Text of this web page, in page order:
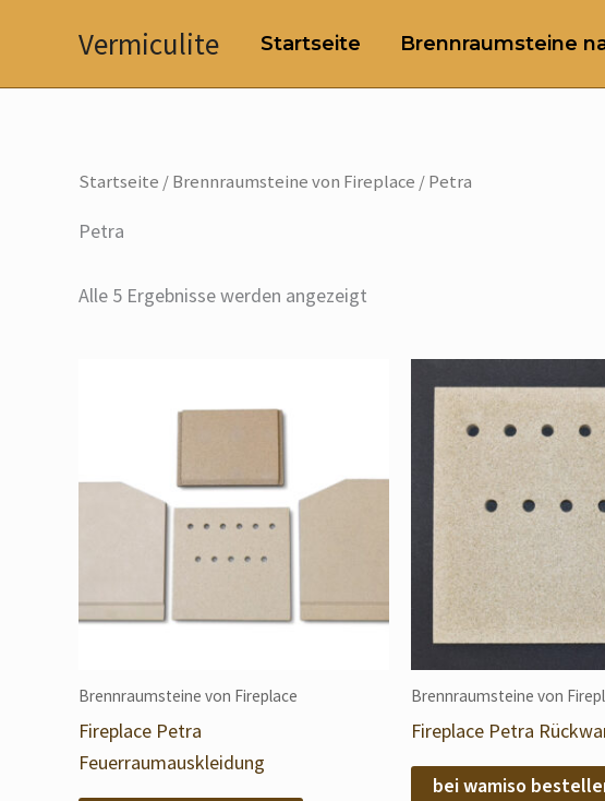
Vermiculite Startseite Brennraumsteine
Startseite /Brennraumsteine von Fireplace / Petra
Petra
Alle 5 Ergebnisse werden angezeigt
Brennraumsteine von Fireplace
Fireplace Petra
Feuerraumauskleidung
Brennraumsteine von
Fireplace Petra
bei wamiso